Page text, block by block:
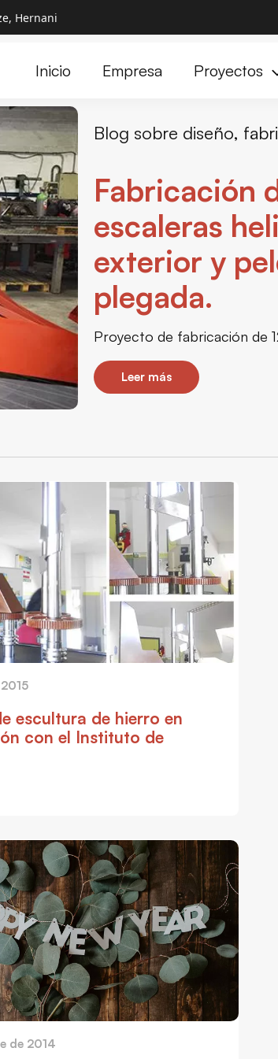
Hernani
Inicio Empresa Proyectos
Blog sobre diseño,
Fabricación
escaleras
exterior y
plegada.
Proyecto de fabricación de
Leer más
escultura de hierro en
con el Instituto de
de 2014